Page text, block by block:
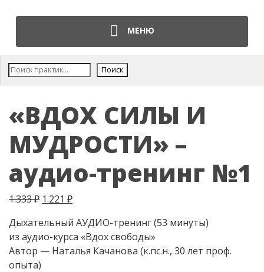
МЕНЮ
Поиск
«ВДОХ СИЛЫ И
МУДРОСТИ» –
аудио-тренинг №1
1.333₽ Первоначальная цена составляла 1.333 ₽.
1.221 ₽Текущая цена: 1.221 ₽.
Дыхательный АУДИО-тренинг (53 минуты)
из аудио-курса «Вдох свободы»
Автор — Наталья Качанова (к.пс.н., 30 лет проф.
опыта)